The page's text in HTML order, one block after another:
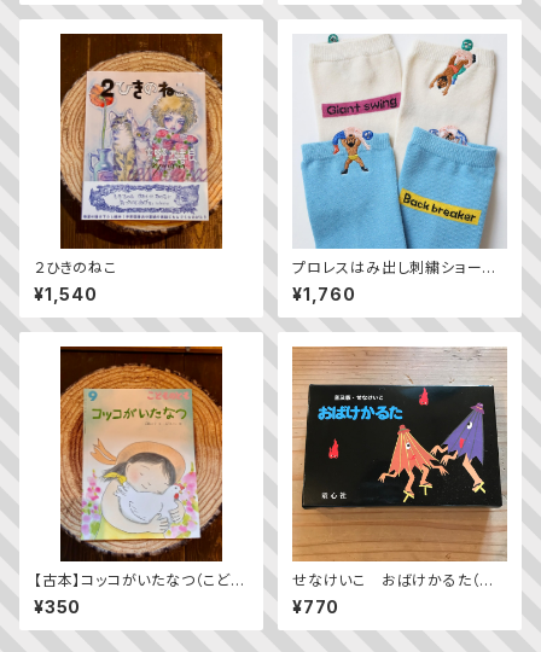
２ひきのねこ
¥1,540
プロレスはみ出し刺繍ショートソ
ックス（2足組）
¥1,760
【古本】コッコがいたなつ（こども
のとも2023年9月号）
¥350
せなけいこ おばけかるた（普
及版）
¥770